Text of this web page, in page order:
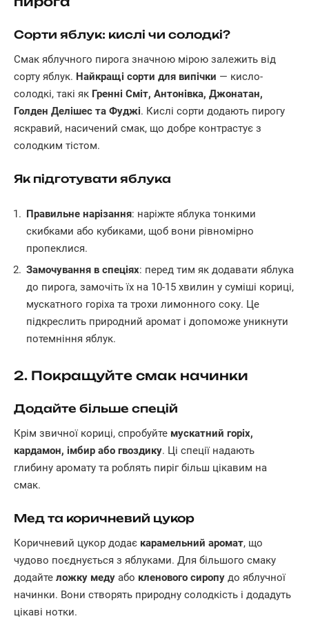
Сорти яблук: кислі чи солодкі?
Смак яблучного пирога значною мірою залежить від
сорту яблук. Найкращі сорти для випічки — кисло-
солодкі, такі як Гренні Сміт, Антонівка, Джонатан,
Голден Делішес та Фуджі. Кислі сорти додають пирогу
яскравий, насичений смак, що добре контрастує з
солодким тістом.
Як підготувати яблука
Правильне нарізання: наріжте яблука тонкими
скибками або кубиками, щоб вони рівномірно
пропеклися.
Замочування в спеціях: перед тим як додавати яблука
до пирога, замочіть їх на 10-15 хвилин у суміші кориці,
мускатного горіха та трохи лимонного соку. Це
підкреслить природний аромат і допоможе уникнути
потемніння яблук.
2. Покращуйте смак начинки
Додайте більше спецій
Крім звичної кориці, спробуйте мускатний горіх,
кардамон, імбир або гвоздику. Ці спеції надають
глибину аромату та роблять пиріг більш цікавим на
смак.
Мед та коричневий цукор
Коричневий цукор додає карамельний аромат, що
чудово поєднується з яблуками. Для більшого смаку
додайте ложку меду або кленового сиропу до яблучної
начинки. Вони створять природну солодкість і додадуть
цікаві нотки.